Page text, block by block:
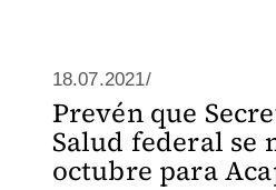
18.07.2021/
Prevén que
Salud federal se
octubre para